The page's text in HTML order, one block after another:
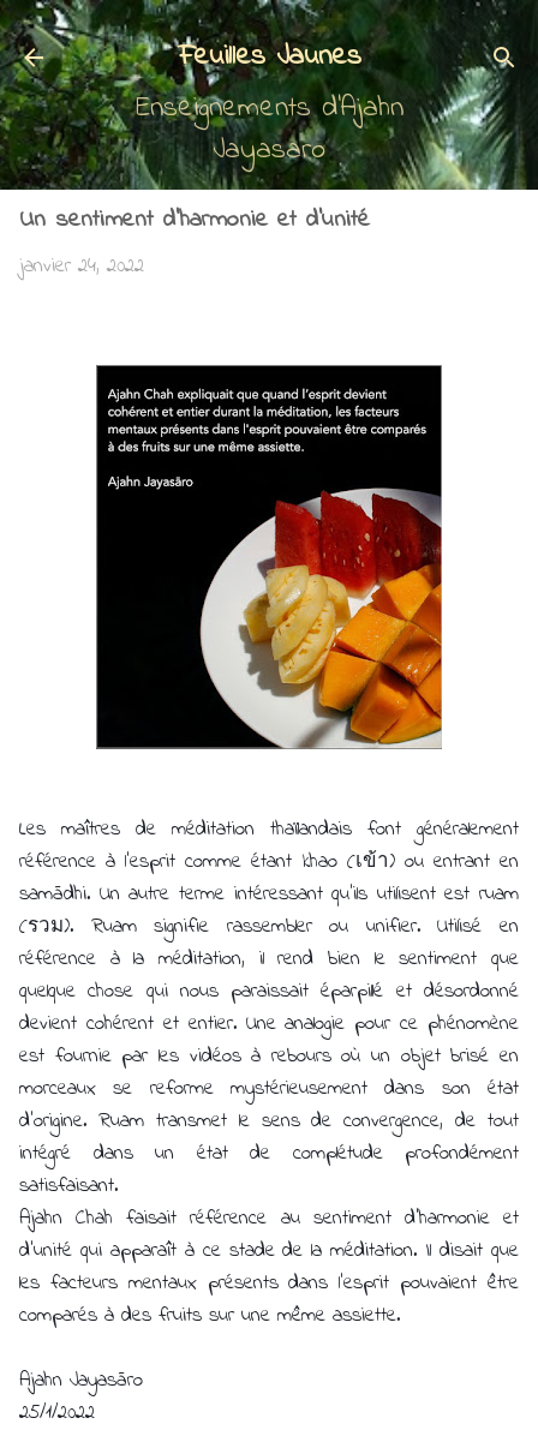
Accéder au contenu principal
Feuilles Jaunes
Enseignements d'Ajahn
Jayasaro
Un sentiment d'harmonie et d'unité
janvier 24, 2022
Les maîtres de méditation thaïlandais font généralement
référence à l'esprit comme étant khao (เข้า) ou entrant en
samādhi. Un autre terme intéressant qu'ils utilisent est ruam
(รวม). Ruam signifie rassembler ou unifier. Utilisé en
référence à la méditation, il rend bien le sentiment que
quelque chose qui nous paraissait éparpillé et désordonné
devient cohérent et entier. Une analogie pour ce phénomène
est fournie par les vidéos à rebours où un objet brisé en
morceaux se reforme mystérieusement dans son état
d'origine. Ruam transmet le sens de convergence, de tout
intégré dans un état de complétude profondément
satisfaisant.
Ajahn Chah faisait référence au sentiment d'harmonie et
d'unité qui apparaît à ce stade de la méditation. Il disait que
les facteurs mentaux présents dans l'esprit pouvaient être
comparés à des fruits sur une même assiette.
Ajahn Jayasāro
25/1/2022